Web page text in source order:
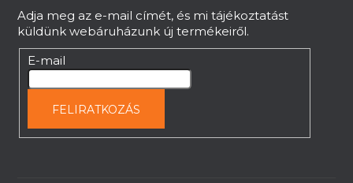
Adja meg az e-mail címét, és mi tájékoztatást
küldünk webáruházunk új termékeiről.
E-mail
FELIRATKOZÁS